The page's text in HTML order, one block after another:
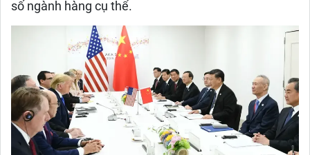
số ngành hàng cụ thể.